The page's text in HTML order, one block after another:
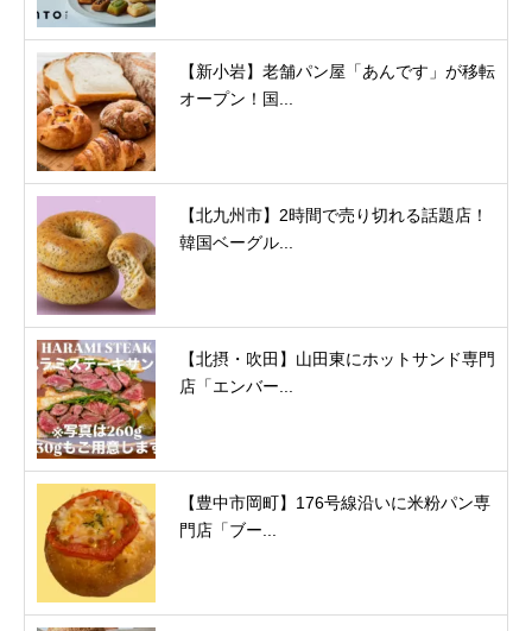
【新小岩】老舗パン屋「あんです」が移転
オープン！国...
【北九州市】2時間で売り切れる話題店！
韓国ベーグル...
【北摂・吹田】山田東にホットサンド専門
店「エンバー...
【豊中市岡町】176号線沿いに米粉パン専
門店「ブー...